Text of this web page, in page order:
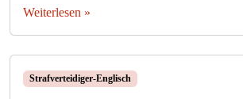
Weiterlesen »
Strafverteidiger-Englisch